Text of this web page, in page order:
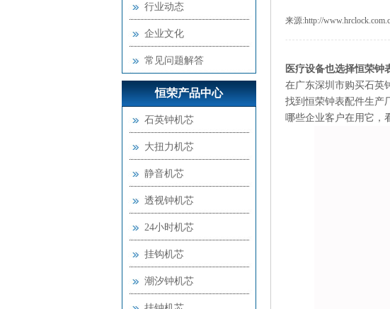
来源:http://
医疗设备也选择恒荣钟
在广东深圳市购买石英
找到恒荣钟表配件生产
哪些企业客户在用它，
行业动态
企业文化
常见问题解答
恒荣产品中心
石英钟机芯
大扭力机芯
静音机芯
透视钟机芯
24小时机芯
挂钩机芯
潮汐钟机芯